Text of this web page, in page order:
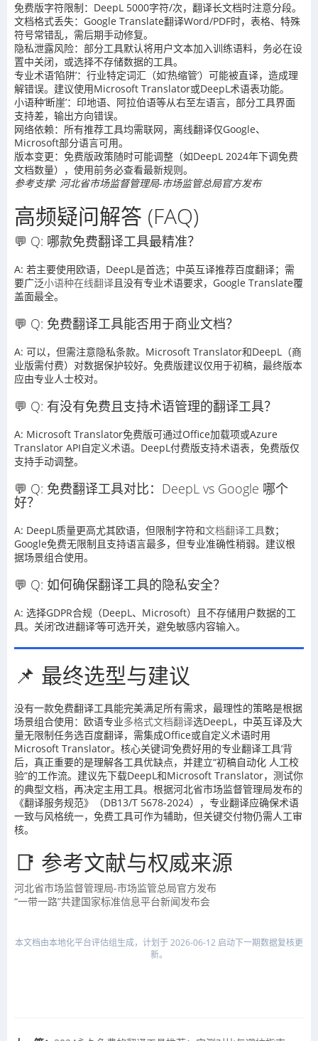
免费版字符限制：DeepL 5000字符/次，翻译长文档时注意分段。
文档格式丢失：Google Translate翻译Word/PDF时，表格、特殊
符号常错乱，需后期手动修复。
隐私泄露风险：部分工具默认将用户文本加入训练语料，务必在设
置中关闭，或选择不存储数据的工具。
专业术语‘陷阱’：行业特定词汇（如‘热缩管’）可能被直译，造成理
解错误。建议使用Microsoft Translator或DeepL术语表功能。
小语种‘断崖’：印地语、阿拉伯语等从右至左语言，部分工具界面
支持差，输出方向错误。
网络依赖：所有推荐工具均需联网，离线翻译仅Google、
Microsoft部分语言可用。
版本变更：免费版政策随时可能调整（如DeepL 2024年下调免费
文档数量），使用前务必查看最新规则。
参考支撑: 河北省市场监督管理局-市场监管总局官方发布
高频疑问解答 (FAQ)
💬 Q: 哪款免费翻译工具最精准？
A: 若主要使用欧语，DeepL是首选；中英互译推荐百度翻译；需
要广泛小语种在线翻译且没有专业术语要求，Google Translate覆
盖面最全。
💬 Q: 免费翻译工具能否用于商业文档？
A: 可以，但需注意隐私条款。Microsoft Translator和DeepL（商
业版需付费）对数据保护较好。免费版建议仅用于初稿，最终版本
应由专业人士校对。
💬 Q: 有没有免费且支持术语管理的翻译工具？
A: Microsoft Translator免费版可通过Office加载项或Azure
Translator API自定义术语。DeepL付费版支持术语表，免费版仅
支持手动调整。
💬 Q: 免费翻译工具对比：DeepL vs Google 哪个
好？
A: DeepL质量更高尤其欧语，但限制字符和文档翻译工具数；
Google免费无限制且支持语言最多，但专业准确性稍弱。建议根
据场景组合使用。
💬 Q: 如何确保翻译工具的隐私安全？
A: 选择GDPR合规（DeepL、Microsoft）且不存储用户数据的工
具。关闭‘改进翻译’等可选开关，避免敏感内容输入。
📌 最终选型与建议
没有一款免费翻译工具能完美满足所有需求，最理性的策略是根据
场景组合使用：欧语专业多格式文档翻译选DeepL，中英互译及大
量无限制任务选百度翻译，需集成Office或自定义术语时用
Microsoft Translator。核心关键词‘免费好用的专业翻译工具’背
后，真正重要的是理解各工具优缺点，并建立“初稿自动化 人工校
验”的工作流。建议先下载DeepL和Microsoft Translator，测试你
的典型文档，再决定主用工具。根据河北省市场监督管理局发布的
《翻译服务规范》（DB13/T 5678-2024），专业翻译应确保术语
一致与风格统一，免费工具可作为辅助，但关键交付物仍需人工审
核。
📑 参考文献与权威来源
河北省市场监督管理局-市场监管总局官方发布
“一带一路”共建国家标准信息平台新闻发布会
本文档由本地化平台评估组生成，计划于 2026-06-12 启动下一期数据复核更
新。